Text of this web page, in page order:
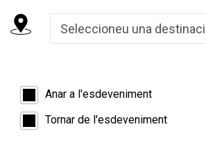
Anar a l'esdeveniment
Tornar de l'esdeveniment